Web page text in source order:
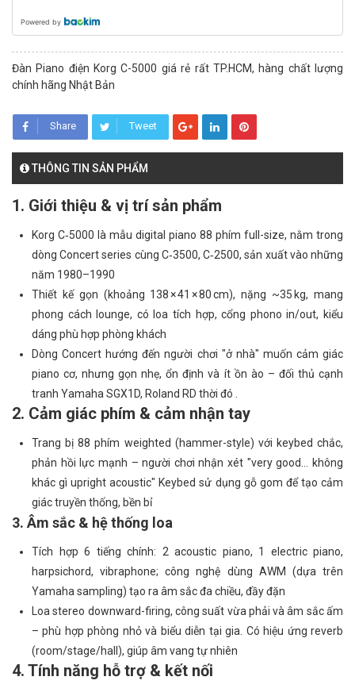
Powered by
Đàn Piano điện Korg C-5000 giá rẻ rất TP.HCM, hàng chất lượng
chính hãng Nhật Bản
Share Tweet
THÔNG TIN SẢN PHẨM
1. Giới thiệu & vị trí sản phẩm
Korg C‑5000 là mẫu digital piano 88 phím full-size, nằm trong
dòng Concert series cùng C‑3500, C‑2500, sản xuất vào những
năm 1980–1990
Thiết kế gọn (khoảng 138 × 41 × 80 cm), nặng ~35 kg, mang
phong cách lounge, có loa tích hợp, cổng phono in/out, kiểu
dáng phù hợp phòng khách
Dòng Concert hướng đến người chơi "ở nhà" muốn cảm giác
piano cơ, nhưng gọn nhẹ, ổn định và ít ồn ào – đối thủ cạnh
tranh Yamaha SGX1D, Roland RD thời đó .
2. Cảm giác phím & cảm nhận tay
Trang bị 88 phím weighted (hammer-style) với keybed chắc,
phản hồi lực mạnh – người chơi nhận xét "very good… không
khác gì upright acoustic" Keybed sử dụng gỗ gom để tạo cảm
giác truyền thống, bền bỉ
3. Âm sắc & hệ thống loa
Tích hợp 6 tiếng chính: 2 acoustic piano, 1 electric piano,
harpsichord, vibraphone; công nghệ dùng AWM (dựa trên
Yamaha sampling) tạo ra âm sắc đa chiều, đầy đặn
Loa stereo downward-firing, công suất vừa phải và âm sắc ấm
– phù hợp phòng nhỏ và biểu diễn tại gia. Có hiệu ứng reverb
(room/stage/hall), giúp âm vang tự nhiên
4. Tính năng hỗ trợ & kết nối